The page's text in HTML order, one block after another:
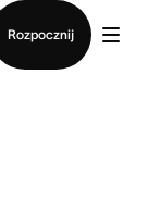
Rozpocznij